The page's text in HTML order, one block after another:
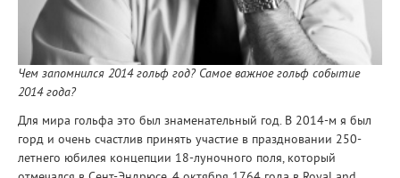
Чем запомнился 2014 гольф год? Самое важное гольф событие
2014 года?
Для мира гольфа это был знаменательный год. В 2014-м я был
горд и очень счастлив принять участие в праздновании 250-
летнего юбилея концепции 18-луночного поля, который